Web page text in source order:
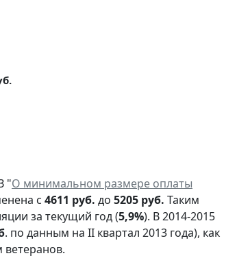
"О минимальном размере оплаты
с 4611 руб. до 5205 руб. Таким
за текущий год (5,9%). В 2014-2015
. по данным на II квартал 2013 года), как